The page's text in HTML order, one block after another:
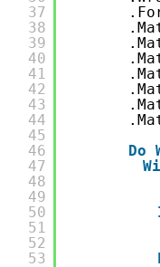
37
38
39
40
41
42
43
44
45
46
47
48
49
50
51
52
53
Do